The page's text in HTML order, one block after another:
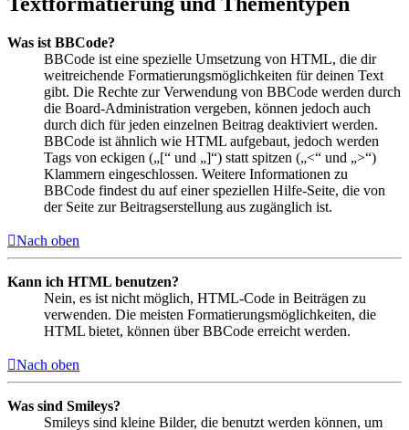
Was ist BBCode?
BBCode ist eine spezielle Umsetzung von HTML, die dir
weitreichende Formatierungsmöglichkeiten für deinen Text
gibt. Die Rechte zur Verwendung von BBCode werden durch
die Board-Administration vergeben, können jedoch auch
durch dich für jeden einzelnen Beitrag deaktiviert werden.
BBCode ist ähnlich wie HTML aufgebaut, jedoch werden
Tags von eckigen („[“ und „]“) statt spitzen („<“ und „>“)
Klammern eingeschlossen. Weitere Informationen zu
BBCode findest du auf einer speziellen Hilfe-Seite, die von
der Seite zur Beitragserstellung aus zugänglich ist.
Nach oben
Kann ich HTML benutzen?
Nein, es ist nicht möglich, HTML-Code in Beiträgen zu
verwenden. Die meisten Formatierungsmöglichkeiten, die
HTML bietet, können über BBCode erreicht werden.
Nach oben
Was sind Smileys?
Smileys sind kleine Bilder, die benutzt werden können, um